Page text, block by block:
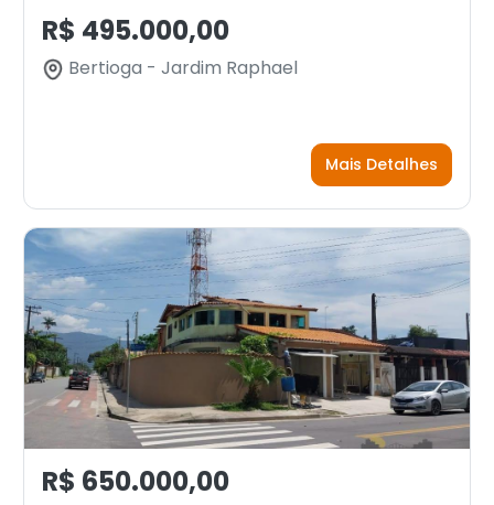
R$ 495.000,00
Bertioga - Jardim Raphael
Mais Detalhes
R$ 650.000,00